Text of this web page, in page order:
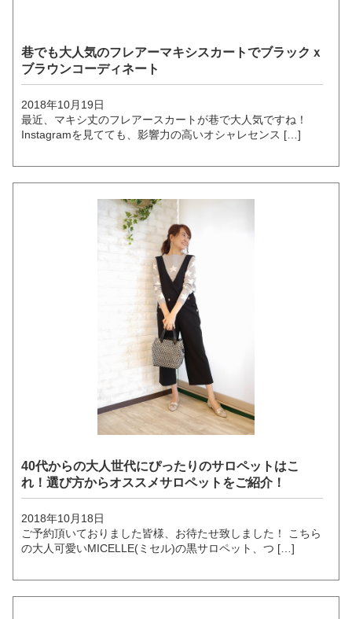
巷でも大人気のフレアーマキシスカートでブラックｘ
ブラウンコーディネート
2018年10月19日
最近、マキシ丈のフレアースカートが巷で大人気ですね！
Instagramを見てても、影響力の高いオシャレセンス […]
40代からの大人世代にぴったりのサロペットはこ
れ！選び方からオススメサロペットをご紹介！
2018年10月18日
ご予約頂いておりました皆様、お待たせ致しました！ こちら
の大人可愛いMICELLE(ミセル)の黒サロペット、つ […]